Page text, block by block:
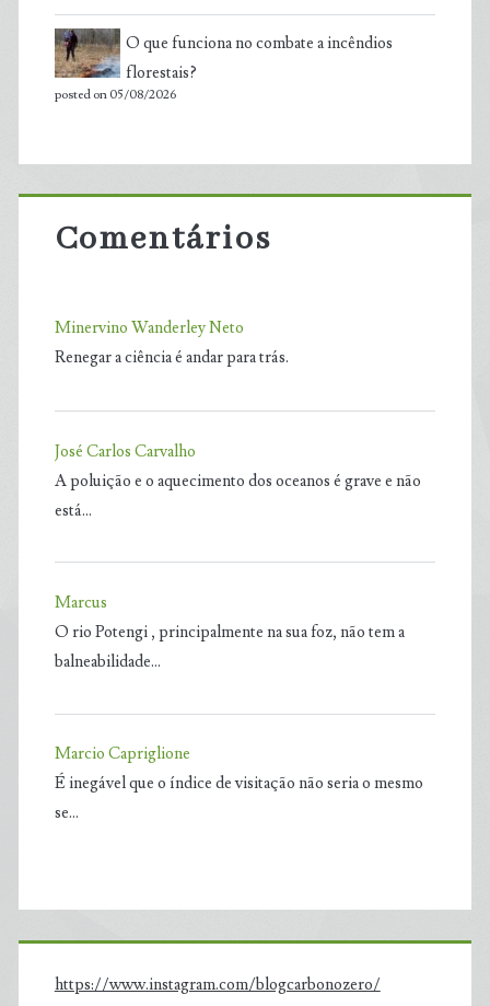
O que funciona no combate a incêndios
florestais?
posted on 05/08/2026
Comentários
Minervino Wanderley Neto
Renegar a ciência é andar para trás.
José Carlos Carvalho
A poluição e o aquecimento dos oceanos é grave e não
está…
Marcus
O rio Potengi , principalmente na sua foz, não tem a
balneabilidade…
Marcio Capriglione
É inegável que o índice de visitação não seria o mesmo
se…
https://www.instagram.com/blogcarbonozero/